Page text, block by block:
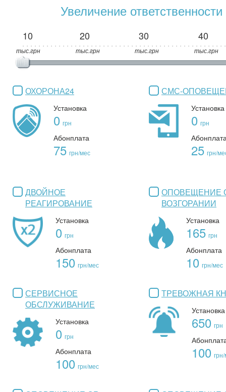
Увеличение ответственности
10
тыс.грн
20
тыс.грн
30
тыс.грн
40
тыс.грн
ОХОРОНА24
Установка
0 грн
Абонплата
75 грн/мес
СМС-
Установка
0 грн
25 грн/
ДВОЙНОЕ
РЕАГИРОВАНИЕ
Установка
0 грн
Абонплата
150 грн/мес
ОПОВЕЩЕНИЕ
ВОЗГОРАНИИ
Установка
165 грн
Абонплата
10 грн/мес
СЕРВИСНОЕ
ОБСЛУЖИВАНИЕ
Установка
0 грн
Абонплата
100 грн/мес
ТРЕВОЖНАЯ
Установка
650 грн
100